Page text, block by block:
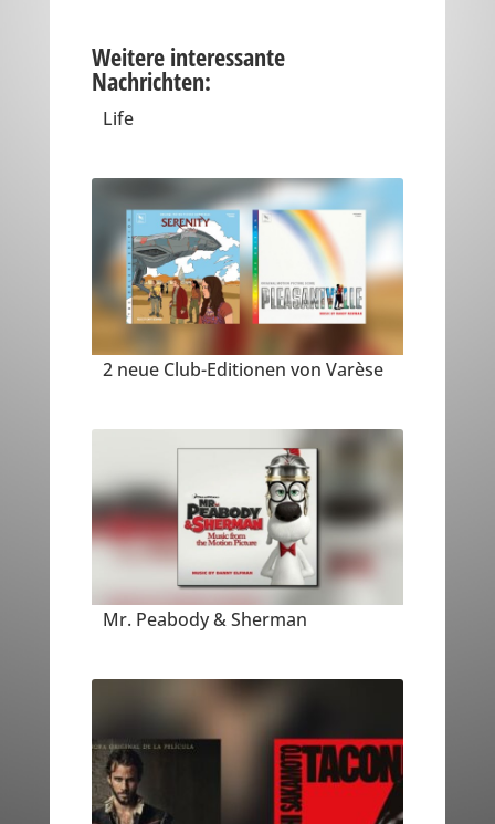
Weitere interessante
Nachrichten:
Life
2 neue Club-Editionen von Varèse
Mr. Peabody & Sherman